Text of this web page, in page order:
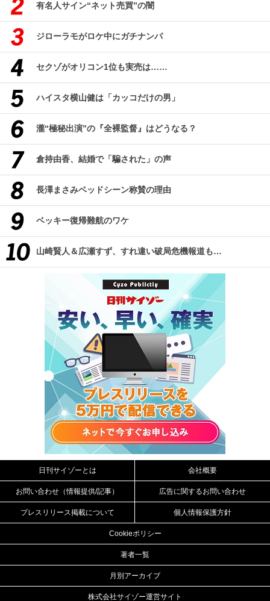
有名人サイン“ネット売買”の闇
ジローラモがロケ中にガチナンパ
セクゾがオリコン1位も実売は……
ハイスタ横山健は「カッコだけの男」
瀧“極秘出演”の『全裸監督』はどうなる？
倉持由香、結婚で「騙された」の声
長澤まさみベッドシーン称賛の理由
ベッキー復帰難航のワケ
山崎賢人＆広瀬すず、すれ違い破局危機報道も…
日刊サイゾーとは 会社概要
お問い合わせ（情報提供/記事） 広告に関するお問い合わせ
プレスリリース掲載について 個人情報保護方針
Cookieポリシー
著者一覧
月別アーカイブ
株式会社サイゾー運営サイト